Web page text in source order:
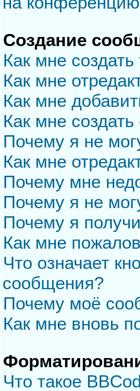
Создание
Как мне
Как мне
Как мне
Как мне
Почему я не
Как мне
Почему мне
Почему я не
Почему я
Как мне
Что означает
сообщения?
Почему моё
Как мне вновь
Что такое